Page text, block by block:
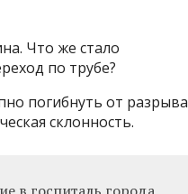
Что же стало
по трубе?
погибнуть от разрыва
склонность.